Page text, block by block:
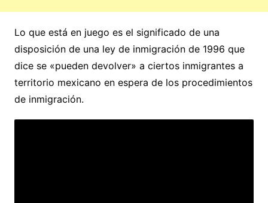
Lo que está en juego es el significado de una
disposición de una ley de inmigración de 1996 que
dice se «pueden devolver» a ciertos inmigrantes a
territorio mexicano en espera de los procedimientos
de inmigración.